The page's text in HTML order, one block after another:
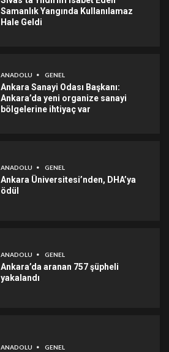
Samanlık Yangında Kullanılamaz
Hale Geldi
ANADOLU GENEL
Ankara Sanayi Odası Başkanı:
Ankara’da yeni organize sanayi
bölgelerine ihtiyaç var
ANADOLU GENEL
Ankara Üniversitesi’nden, DHA’ya
ödül
ANADOLU GENEL
Ankara’da aranan 757 şüpheli
yakalandı
ANADOLU GENEL